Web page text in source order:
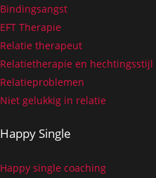
Bindingsangst
EFT Therapie
Relatie therapeut
Relatietherapie en hechtingsstijl
Relatieproblemen
Niet gelukkig in relatie
Happy Single
Happy single coaching